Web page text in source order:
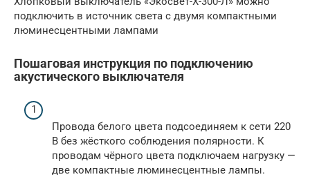
подключить в источник света с двумя компактными
люминесцентными лампами
Пошаговая инструкция по подключению
акустического выключателя
Провода белого цвета подсоединяем к сети 220
В без жёсткого соблюдения полярности. К
проводам чёрного цвета подключаем нагрузку —
две компактные люминесцентные лампы.